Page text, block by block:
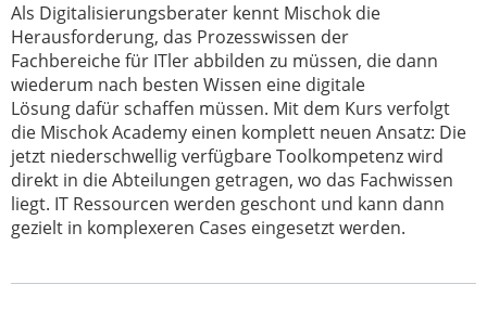
Als Digitalisierungsberater kennt Mischok die
Herausforderung, das Prozesswissen der
Fachbereichefür ITler abbilden zu müssen, die dann
wiederum nach besten Wissen eine digitale
Lösung dafür schaffen müssen. Mit dem Kurs verfolgt
die Mischok Academy einen komplett neuen Ansatz: Die
jetzt niederschwellig verfügbare Toolkompetenz wird
direkt in die Abteilungen getragen, wo das Fachwissen
liegt. IT Ressourcen werden geschont und kann dann
gezielt in komplexeren Cases eingesetzt werden.